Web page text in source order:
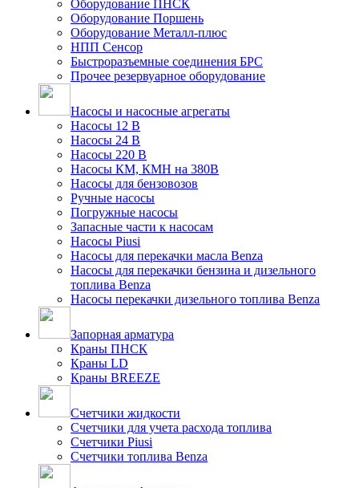
Оборудование ПНСК
Оборудование Поршень
Оборудование Металл-плюс
НПП Сенсор
Быстроразъемные соединения БРС
Прочее резервуарное оборудование
Насосы и насосные агрегаты
Насосы 12 В
Насосы 24 В
Насосы 220 В
Насосы КМ, КМН на 380В
Насосы для бензовозов
Ручные насосы
Погружные насосы
Запасные части к насосам
Насосы Piusi
Насосы для перекачки масла Benza
Насосы для перекачки бензина и дизельного
топлива Benza
Насосы перекачки дизельного топлива Benza
Запорная арматура
Краны ПНСК
Краны LD
Краны BREEZE
Счетчики жидкости
Счетчики для учета расхода топлива
Счетчики Piusi
Счетчики топлива Benza